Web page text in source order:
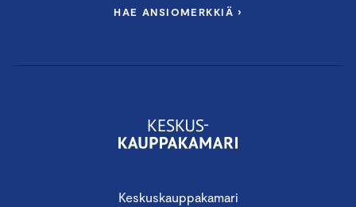
Keskuskauppakamari
HAE ANSIOMERKKIÄ ›